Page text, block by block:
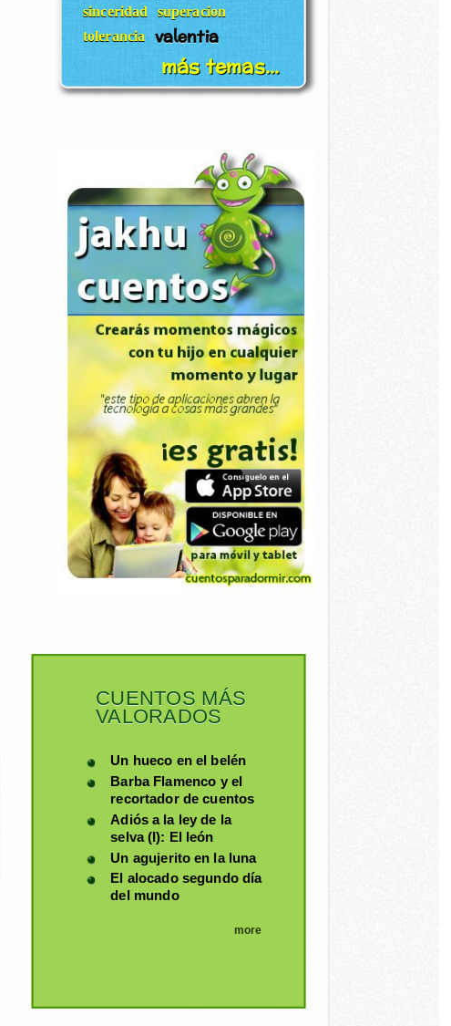
sinceridad
superacion
tolerancia
valentia
más temas...
CUENTOS MÁS
VALORADOS
Un hueco en el belén
Barba Flamenco y el
recortador de cuentos
Adiós a la ley de la
selva (I): El león
Un agujerito en la luna
El alocado segundo día
del mundo
more